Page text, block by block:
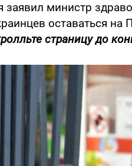
министр
оставаться на
страницу до